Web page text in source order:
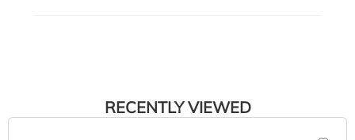
RECENTLY VIEWED